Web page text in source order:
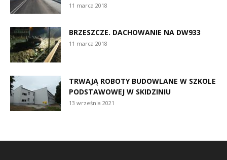
11 marca 2018
BRZESZCZE. DACHOWANIE NA DW933
11 marca 2018
TRWAJĄ ROBOTY BUDOWLANE W SZKOLE
PODSTAWOWEJ W SKIDZINIU
13 września 2021